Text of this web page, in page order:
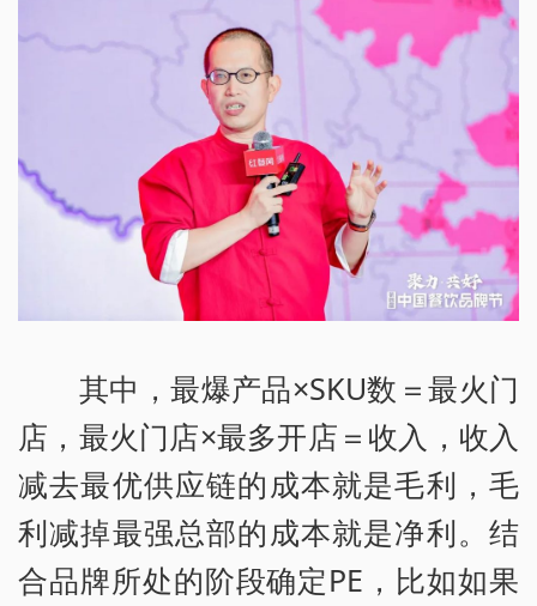
其中，最爆产品×SKU数＝最火门
店，最火门店×最多开店＝收入，收入
减去最优供应链的成本就是毛利，毛
利减掉最强总部的成本就是净利。结
合品牌所处的阶段确定PE，比如如果